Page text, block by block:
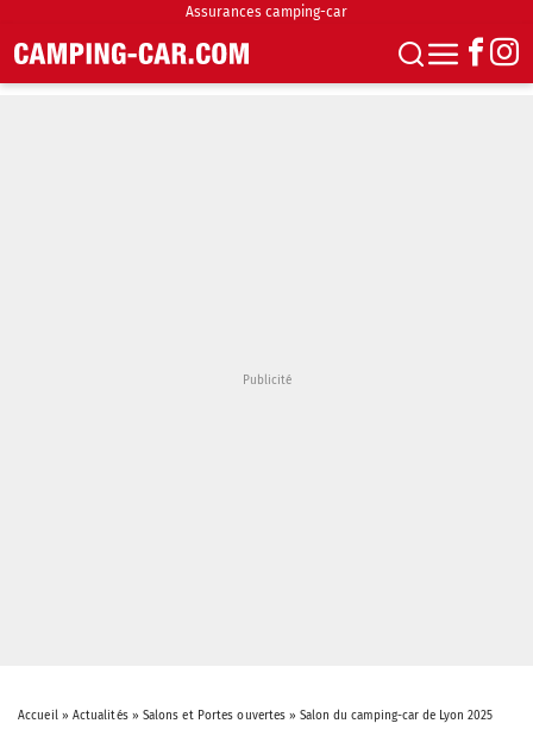
Assurances camping-car
Accueil» Actualités» Salons et Portes ouvertes »Salon du camping-car de Lyon 2025